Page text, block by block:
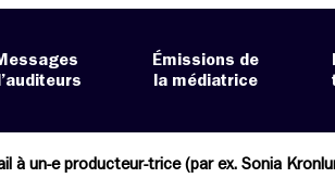
Émissions de
la médiatrice
à un-e producteur-trice (par ex. Sonia